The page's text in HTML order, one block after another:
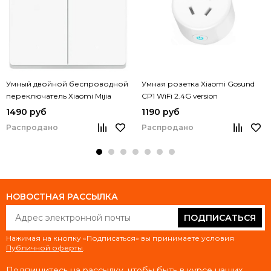
Умный двойной беспроводной
переключатель Xiaomi Mijia
(XMWS01XS)
1490 руб
Распродано
Умная розетка Xiaomi Gosund
CP1 WiFi 2.4G version
1190 руб
Распродано
НОВОСТНАЯ РАССЫЛКА
ПОДПИСАТЬСЯ
Нажимая на кнопку «Подписаться» вы принимаете условия
Публичной оферты.